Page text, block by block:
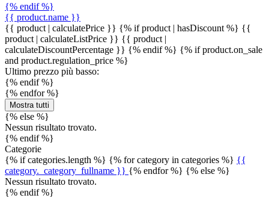
{% endif %}
{{ product.name }}
{{ product | calculatePrice }} {% if product | hasDiscount %} {{
product | calculateListPrice }} {{ product |
calculateDiscountPercentage }} {% endif %} {% if product.on_sale
and product.regulation_price %}
Ultimo prezzo più basso:
{% endif %}
{% endfor %}
Mostra tutti
{% else %}
Nessun risultato trovato.
{% endif %}
Categorie
{% if categories.length %} {% for category in categories %} {{
category._category_fullname }} {% endfor %} {% else %}
Nessun risultato trovato.
{% endif %}